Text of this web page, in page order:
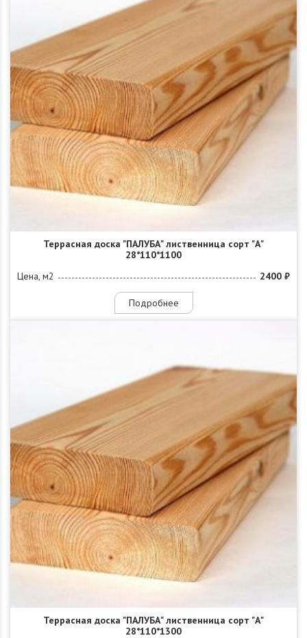
Террасная доска "ПАЛУБА" лиственница сорт "А"
28*110*1100
Цена, м2
2400 ₽
Подробнее
Террасная доска "ПАЛУБА" лиственница сорт "А"
28*110*1300